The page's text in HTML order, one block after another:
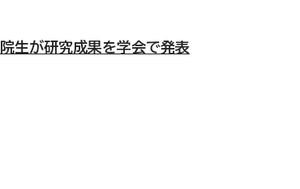
生が研究成果を学会で発表